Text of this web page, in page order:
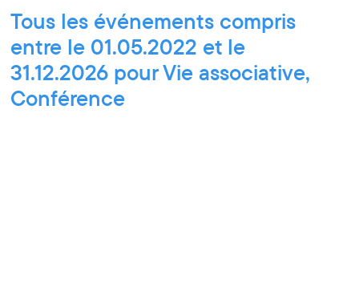
Tous les événements compris
entre le 01.05.2022 et le
31.12.2026 pour Vie associative,
Conférence